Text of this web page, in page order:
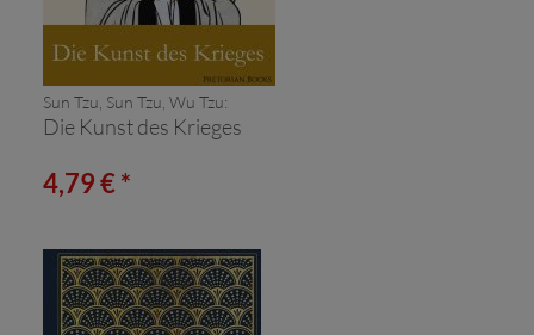
Sun Tzu, Sun Tzu, Wu Tzu:
Die Kunst des Krieges
4,79 € *